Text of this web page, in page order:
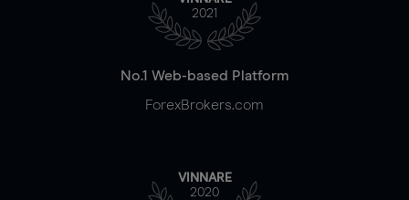
2021
No.1 Web-based Platform
ForexBrokers.com
VINNARE
2020